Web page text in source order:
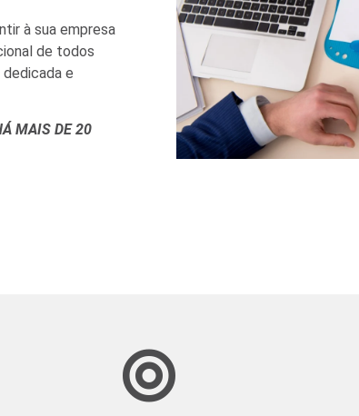
à sua empresa
de todos
e
MAIS DE 20